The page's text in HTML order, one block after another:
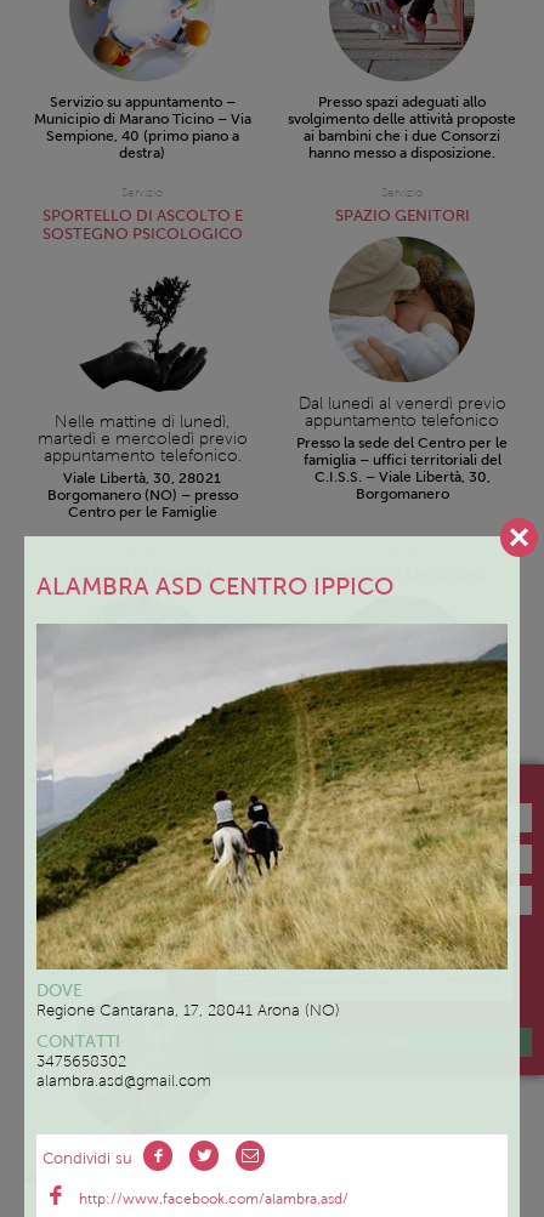
ALAMBRA ASD CENTRO IPPICO
DOVE
Regione Cantarana, 17, 28041 Arona (NO)
CONTATTI
3475658302
alambra.asd@gmail.com
Condividi su
http://www.facebook.com/alambra.asd/
Servizio su appuntamento –
Municipio di Marano Ticino – Via
Sempione, 40 (primo piano a
destra)
Presso spazi adeguati allo
svolgimento delle attività proposte
ai bambini che i due Consorzi
hanno messo a disposizione.
Servizio
SPORTELLO DI ASCOLTO E
SOSTEGNO PSICOLOGICO
Nelle mattine di lunedì,
martedì e mercoledì previo
appuntamento telefonico.
Viale Libertà, 30, 28021
Borgomanero (NO) – presso
Centro per le Famiglie
Servizio
SPAZIO GENITORI
Dal lunedì al venerdì previo
appuntamento telefonico
Presso la sede del Centro per le
famiglia – uffici territoriali del
C.I.S.S. – Viale Libertà, 30,
Borgomanero
GRUPPI DI PAROLA
Presso spazi adeguati allo
svolgimento delle attività proposte
ai bambini che i tre Enti hanno
messo a disposizione.
PAROLE ED EMOZIONI
Gli incontri si svolgeranno una
volta alla settimana dopo le
16.30. I giorni verranno
concordate in base alle
disponibilità dei genitori.
Gli incontri si svolgeranno a Briga
Novarese – Via Dante, 22 o ad
Arona – Via Usellini, 11
Servizio
SERVIZIO DI MEDIAZIONE
FAMILIARE
Su appuntamento
Via San Carlo 2 – Arona (NO)
NEWSLETTER
Iscriviti alla newsletter di Family Like